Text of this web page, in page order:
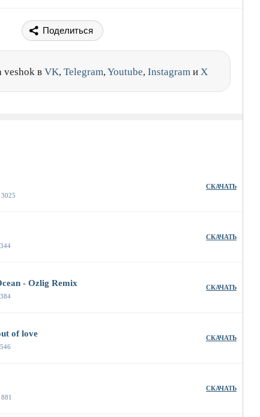
Поделиться
veshok в VK, Telegram,Youtube, Instagram и X
3025
СКАЧАТЬ
СКАЧАТЬ
- Ozlig Remix СКАЧАТЬ
of love СКАЧАТЬ
881
СКАЧАТЬ